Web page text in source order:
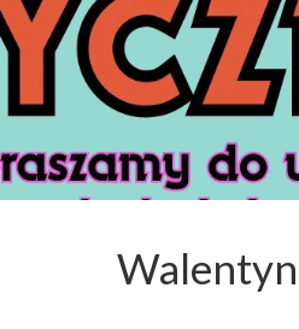
MAŁOLETNICH
OCHRONY